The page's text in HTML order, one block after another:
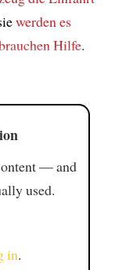
werden es
Hilfe.
— and
used.
in.